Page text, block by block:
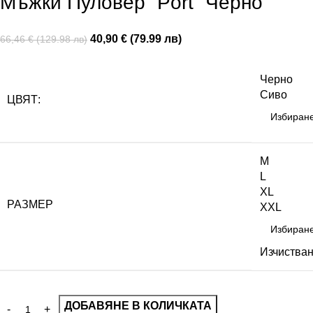
66,46 € (129.98 лв) 40,90 € (79.99 лв)
ЦВЯТ:
Черно
Сиво
РАЗМЕР
M
L
XL
XXL
ДОБАВЯНЕ В КОЛИЧКАТА